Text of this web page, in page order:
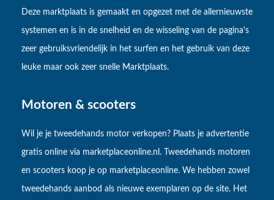
Deze marktplaats is gemaakt en opgezet met de allernieuwste
systemen en is in de snelheid en de wisseling van de pagina's
zeer gebruiksvriendelijk in het surfen en het gebruik van deze
leuke maar ook zeer snelle Marktplaats.
Motoren & scooters
Wil je je tweedehands motor verkopen? Plaats je advertentie
gratis online via marketplaceonline.nl. Tweedehands motoren
en scooters koop je op marketplaceonline. We hebben zowel
tweedehands aanbod als nieuwe exemplaren op de site. Het